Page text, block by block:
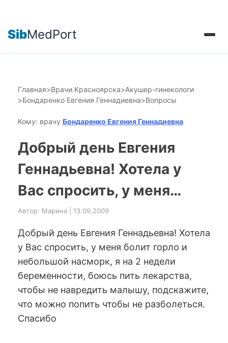
SibMedPort
Главная>Врачи Красноярска>Акушер-гинекологи
>Бондаренко Евгения Геннадиевна>Вопросы
Кому: врачу Бондаренко Евгения Геннадиевна
Добрый день Евгения
Геннадьевна! Хотела у
Вас спросить, у меня…
Автор: Марина | 13.09.2009
Добрый день Евгения Геннадьевна! Хотела
у Вас спросить, у меня болит горло и
небольшой насморк, я на 2 недели
беременности, боюсь пить лекарства,
чтобы не навредить малышу, подскажите,
что можно попить чтобы не разболеться.
Спасибо